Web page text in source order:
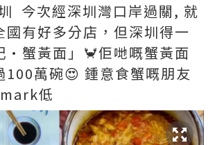
今次經深圳灣口岸過關, 就
國有好多分店，但深圳得一
·蟹黃面」🦀佢哋嘅蟹黃面
100萬碗😍 鍾意食蟹嘅朋友
低